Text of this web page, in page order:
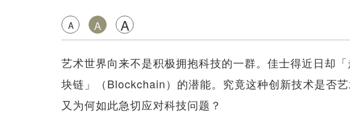
A A A
艺术世界向来不是积极拥抱科技的一群。佳士得近日却
块链」（Blockchain）的潜能。究竟这种创新技术是否
又为何如此急切应对科技问题？